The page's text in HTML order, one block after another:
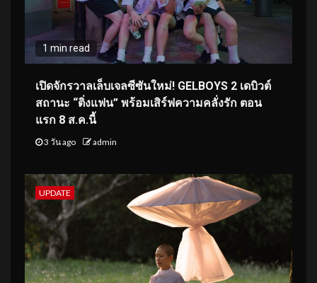
1 min read
เปิดจักรวาลเล็บเจลซีซันใหม่! GELBOYS 2 เดบิวต์
สถานะ “ติ่งแฟน” พร้อมเสิร์ฟความคลั่งรัก ตอน
แรก 8 ส.ค.นี้
3 วัน ago admin
UPDATE